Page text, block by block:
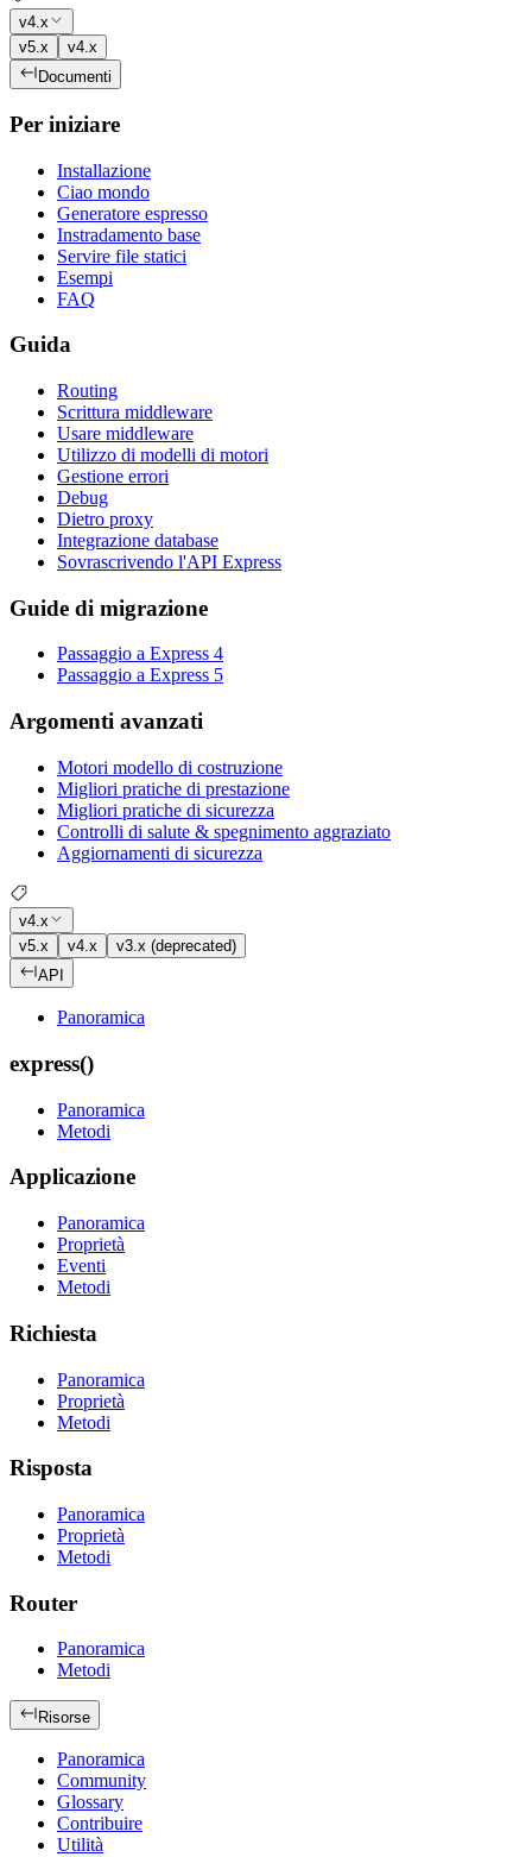
v4.x
v5.x
v4.x
Documenti
Per iniziare
Installazione
Ciao mondo
Generatore espresso
Instradamento base
Servire file statici
Esempi
FAQ
Guida
Routing
Scrittura middleware
Usare middleware
Utilizzo di modelli di motori
Gestione errori
Debug
Dietro proxy
Integrazione database
Sovrascrivendo l'API Express
Guide di migrazione
Passaggio a Express 4
Passaggio a Express 5
Argomenti avanzati
Motori modello di costruzione
Migliori pratiche di prestazione
Migliori pratiche di sicurezza
Controlli di salute & spegnimento aggraziato
Aggiornamenti di sicurezza
v4.x
v5.x
v4.x
v3.x (deprecated)
API
Panoramica
express()
Panoramica
Metodi
Applicazione
Panoramica
Proprietà
Eventi
Metodi
Richiesta
Panoramica
Proprietà
Metodi
Risposta
Panoramica
Proprietà
Metodi
Router
Panoramica
Metodi
Risorse
Panoramica
Community
Glossary
Contribuire
Utilità